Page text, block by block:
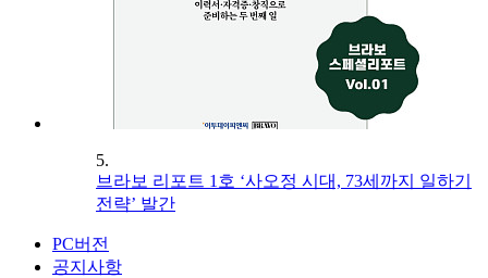
5.
브라보 리포트 1호 ‘사오정 시대, 73세까지 일하기
전략’ 발간
PC버전
공지사항